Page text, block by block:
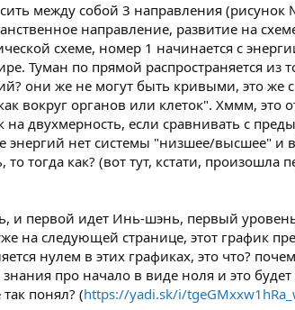
между собой 3 направления (рисунок
направление, развитие на
схеме, номер 1 начинается с
Туман по прямой распространяется из
они же не могут быть кривыми, это же
вокруг органов или клеток". Хммм, это
двухмерность, если сравнивать с
энергий нет системы "низшее/высшее" и
тогда как? (вот тут, кстати, произошла
и первой идет Инь-шэнь, первый
на следующей странице, этот график
нулем в этих графиках, это что?
про начало в виде ноля и это
понял? (https://yadi.sk/i/